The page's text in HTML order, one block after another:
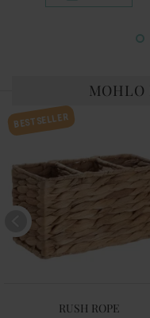
MOHLO
BESTSELLER
RUSH ROPE